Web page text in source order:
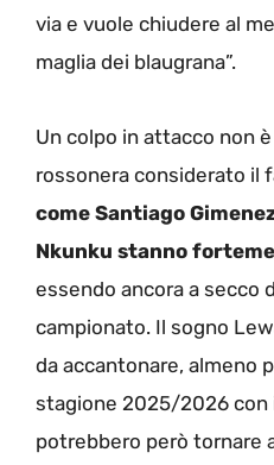
via e vuole chiudere al
maglia dei blaugrana”.
Un colpo in attacco non
rossonera considerato il
come Santiago
Nkunku stanno
essendo ancora a secco
campionato. Il sogno
da accantonare, almeno
stagione 2025/2026 con
potrebbero però tornare